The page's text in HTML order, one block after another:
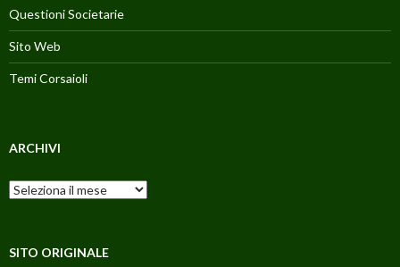
Questioni Societarie
Sito Web
Temi Corsaioli
ARCHIVI
Archivi
SITO ORIGINALE